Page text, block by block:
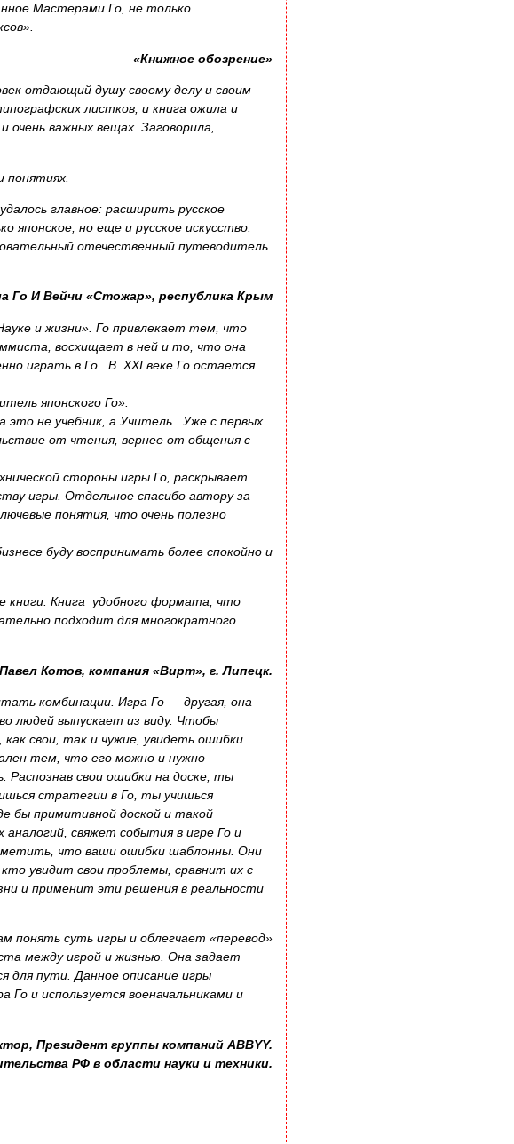
Мастерами Го, не только
«Книжное обозрение»
отдающий душу своему делу и своим
листков, и книга ожила и
очень важных вещах. Заговорила,
понятиях.
главное: расширить русское
но еще и русское искусство.
отечественный путеводитель
Го И Вейчи «Стожар», республика Крым
и жизни». Го привлекает тем, что
восхищает в ней и то, что она
играть в Го. В ХХI веке Го остается
японского Го».
это не учебник, а Учитель. Уже с первых
от чтения, вернее от общения с
стороны игры Го, раскрывает
игры. Отдельное спасибо автору за
понятия, что очень полезно
буду воспринимать более спокойно и
книги. Книга удобного формата, что
подходит для многократного
Павел Котов, компания «Вирт», г. Липецк.
комбинации. Игра Го — другая, она
людей выпускает из виду. Чтобы
свои, так и чужие, увидеть ошибки.
тем, что его можно и нужно
свои ошибки на доске, ты
стратегии в Го, ты учишься
бы примитивной доской и такой
свяжет события в игре Го и
что ваши ошибки шаблонны. Они
увидит свои проблемы, сравнит их с
и применит эти решения в реальности
понять суть игры и облегчает «перевод»
между игрой и жизнью. Она задает
для пути. Данное описание игры
Го и используется военачальниками и
Президент группы компаний ABBYY.
РФ в области науки и техники.